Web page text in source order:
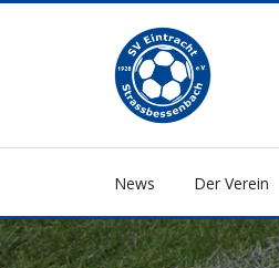
News Der Verein